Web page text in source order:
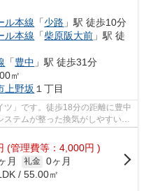
ル本線 「少路 」駅 徒歩10分
ル本線 「柴原阪大前 」駅 徒
「豊中 」駅 徒歩31分
㎡
上野坂 １丁目
」です。徒歩18分の距離に豊中
テムが整った換気がしやすい物
(管理費等：4,000円 )
月 礼金 0ヶ月
/ 55.00㎡